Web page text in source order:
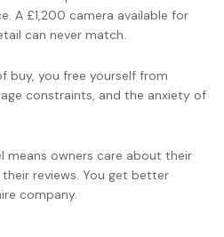
A £1,200 camera available for
can never match.
buy, you free yourself from
constraints, and the anxiety of
owners care about their
reviews. You get better
company.